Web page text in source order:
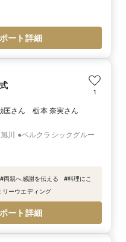
ート詳細
1
匡さん 栃本 奈実さん
グルー
#両親へ感謝を伝える #料理にこ
リーウエディング
ート詳細